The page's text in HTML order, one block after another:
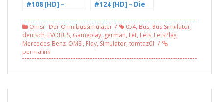
#108 [HD] –
Ausfahrt,
Freudstadt L 11
(1/2)
#124 [HD] – Die
immer noch da,
Römerberg 3.0 –
mit Freddy LP
(2/6)
Omsi - Der Omnibussimulator 054, Bus, Bus Simulator,
deutsch, EVOBUS, Gameplay, german, Let, Lets, LetsPlay,
Mercedes-Benz, OMSI, Play, Simulator, tomtaz01
permalink